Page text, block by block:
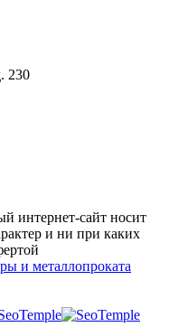
230
интернет-сайт носит
и ни при каких
и металлопроката